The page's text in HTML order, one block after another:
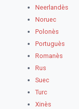
Neerlandès
Noruec
Polonès
Portuguès
Romanès
Rus
Suec
Turc
Xinès